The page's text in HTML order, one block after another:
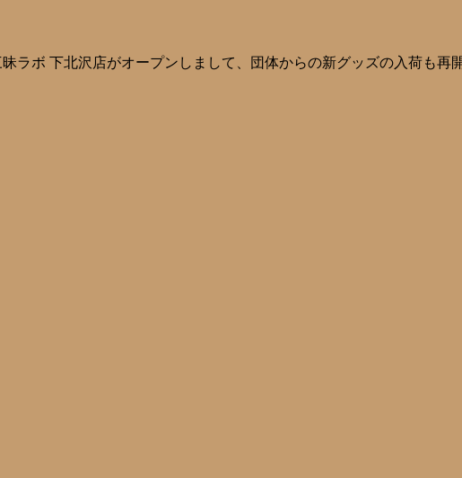
ラボ 下北沢店がオープンしまして、団体からの新グッズの入荷も